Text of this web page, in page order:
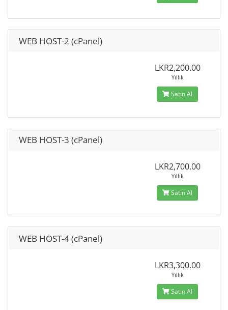
WEB HOST-2 (cPanel)
LKR2,200.00
Yıllık
Satın Al
WEB HOST-3 (cPanel)
LKR2,700.00
Yıllık
Satın Al
WEB HOST-4 (cPanel)
LKR3,300.00
Yıllık
Satın Al